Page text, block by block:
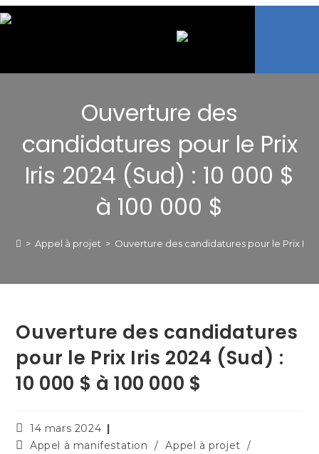
Ouverture des
candidatures pour le Prix
Iris 2024 (Sud) : 10 000 $
à 100 000 $
> Appel à projet > Ouverture des candidatures pour le Prix Iris
Ouverture des candidatures
pour le Prix Iris 2024 (Sud) :
10 000 $ à 100 000 $
14 mars 2024
Appel à manifestation
/ Appel à projet /